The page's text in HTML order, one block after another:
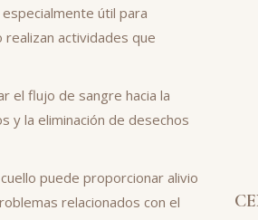
útil para
actividades que
el flujo de sangre hacia la
y la eliminación de desechos
puede proporcionar alivio
relacionados con el